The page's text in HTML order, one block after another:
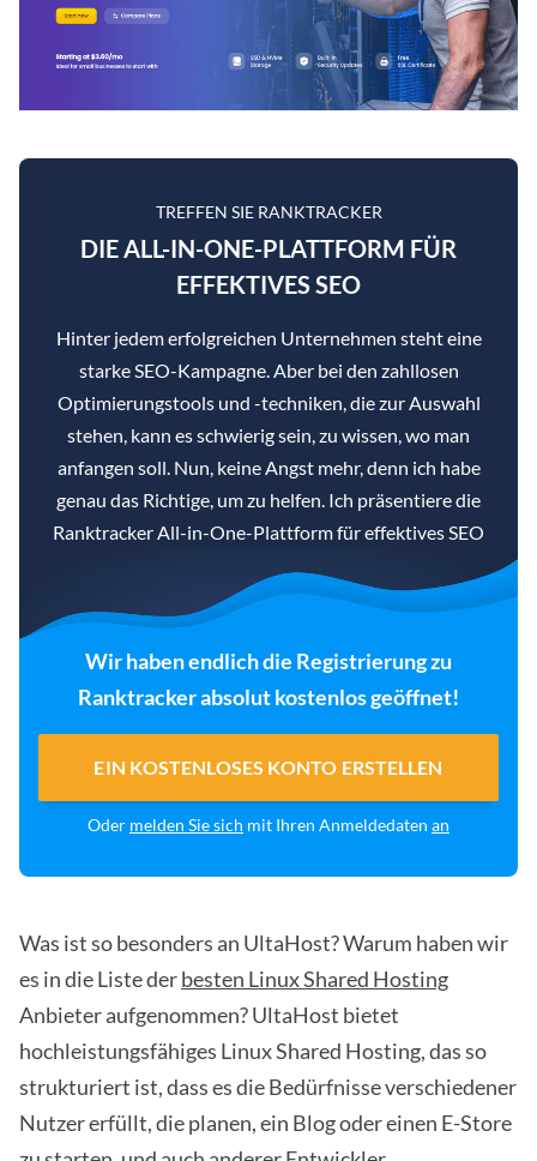
TREFFEN SIE RANKTRACKER
DIE ALL-IN-ONE-PLATTFORM FÜR
EFFEKTIVES SEO
Hinter jedem erfolgreichen Unternehmen steht eine
starke SEO-Kampagne. Aber bei den zahllosen
Optimierungstools und -techniken, die zur Auswahl
stehen, kann es schwierig sein, zu wissen, wo man
anfangen soll. Nun, keine Angst mehr, denn ich habe
genau das Richtige, um zu helfen. Ich präsentiere die
Ranktracker All-in-One-Plattform für effektives SEO
Wir haben endlich die Registrierung zu
Ranktracker absolut kostenlos geöffnet!
EIN KOSTENLOSES KONTO ERSTELLEN
Oder melden Sie sich mit Ihren Anmeldedaten an
Was ist so besonders an UltaHost? Warum haben wir
es in die Liste derbesten Linux Shared Hosting
Anbieter aufgenommen? UltaHost bietet
hochleistungsfähiges Linux Shared Hosting, das so
strukturiert ist, dass es die Bedürfnisse verschiedener
Nutzer erfüllt, die planen, ein Blog oder einen E-Store